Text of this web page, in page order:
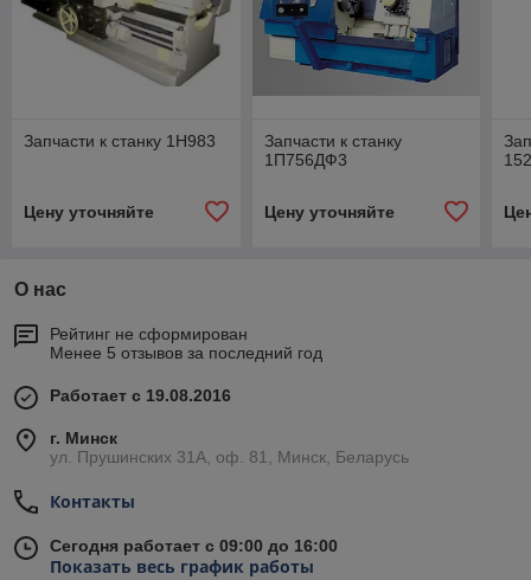
Запчасти к станку 1Н983
Цену уточняйте
Запчасти к станку
1П756ДФ3
Цену уточняйте
О нас
Рейтинг не сформирован
Менее 5 отзывов за последний год
Работает с 19.08.2016
г. Минск
ул. Прушинских 31А, оф. 81, Минск, Беларусь
Контакты
Сегодня работает с 09:00 до 16:00
Показать весь график работы